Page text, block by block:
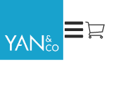
indholdet